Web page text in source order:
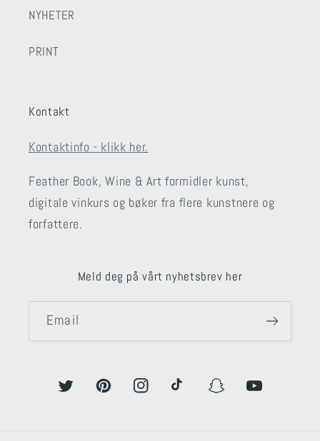
NYHETER
PRINT
Kontakt
Kontaktinfo - klikk her.
Feather Book, Wine & Art formidler kunst,
digitale vinkurs og bøker fra flere kunstnere og
forfattere.
Meld deg på vårt nyhetsbrev her
Email
Twitter PinterestInstagramTikTok SnapchatYouTube